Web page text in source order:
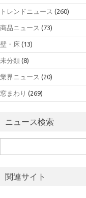
トレンドニュース (260)
商品ニュース (73)
壁・床 (13)
未分類 (8)
業界ニュース (20)
窓まわり (269)
ニュース検索
索:
関連サイト